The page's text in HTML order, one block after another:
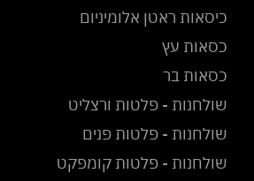
כיסאות ראטן אלומיניום
כסאות עץ
כסאות בר
שולחנות - פלטות ורצליט
שולחנות - פלטות פנים
שולחנות - פלטות קומפקט